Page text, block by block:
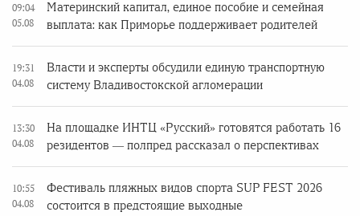
09:04
05.08
Материнский капитал, единое пособие и семейная
выплата: как Приморье поддерживает родителей
19:31
04.08
Власти и эксперты обсудили единую транспортную
систему Владивостокской агломерации
13:30
04.08
На площадке ИНТЦ «Русский» готовятся работать 16
резидентов — полпред рассказал о перспективах
10:55
04.08
Фестиваль пляжных видов спорта SUP FEST 2026
состоится в предстоящие выходные